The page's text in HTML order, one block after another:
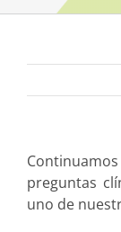
preguntas
uno de